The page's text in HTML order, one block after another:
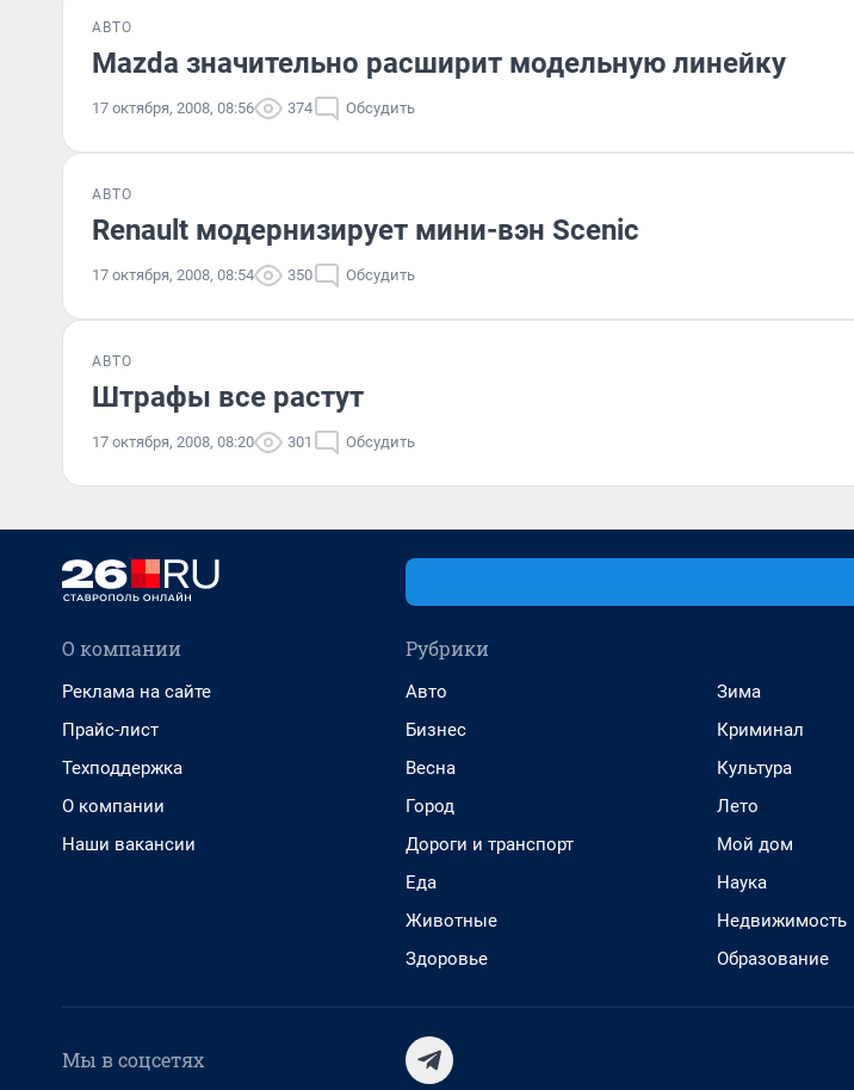
АВТО
Mazda значительно расширит модельную линейку
17 октября, 2008, 08:56 374 Обсудить
АВТО
Renault модернизирует мини-вэн Scenic
17 октября, 2008, 08:54 350 Обсудить
АВТО
Штрафы все растут
17 октября, 2008, 08:20 301 Обсудить
О компании
Реклама на сайте
Прайс-лист
Техподдержка
О компании
Наши вакансии
Рубрики
Авто
Бизнес
Весна
Город
Дороги и транспорт
Еда
Животные
Здоровье
Зима
Криминал
Культура
Лето
Мой дом
Наука
Недвижимость
Образование
Мы в соцсетях